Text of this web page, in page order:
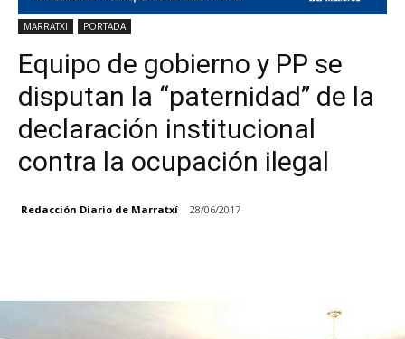
MARRATXI PORTADA
Equipo de gobierno y PP se
disputan la “paternidad” de la
declaración institucional
contra la ocupación ilegal
Redacción Diario de Marratxí 28/06/2017